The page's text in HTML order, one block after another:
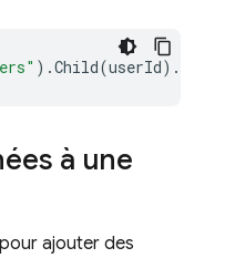
).Child(userId).
à une
pour ajouter des